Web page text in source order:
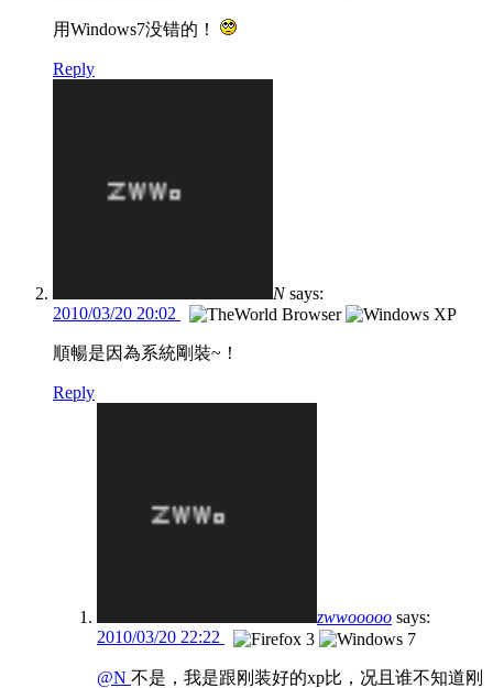
用Windows7没错的！
Reply
N says:
2010/03/20 20:02
順暢是因為系統剛裝~！
Reply
zwwooooo says:
2010/03/20 22:22
@N 不是，我是跟刚装好的xp比，况且谁不知道刚